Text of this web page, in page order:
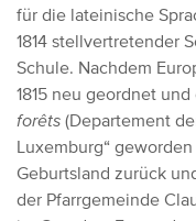
für die lateinische
1814 stellvertretender
Schule. Nachdem
1815 neu geordnet
forêts (Departement
Luxemburg“
Geburtsland zurück
der Pfarrgemeinde